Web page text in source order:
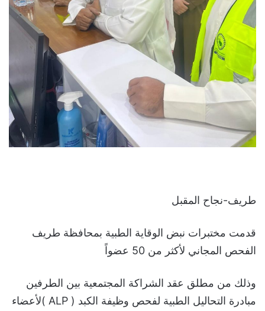
طريف-نجاح المقبل
قدمت مختبرات نبض الوقاية الطبية بمحافظة طريف
الفحص المجاني لأكثر من 50 عضواً
وذلك من مطلق عقد الشراكة المجتمعية بين الطرفين
مبادرة التحاليل الطبية لفحص وظيفة الكبد ( ALP )لأعضاء